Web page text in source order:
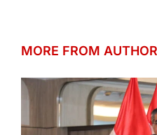
MORE FROM AUTHOR